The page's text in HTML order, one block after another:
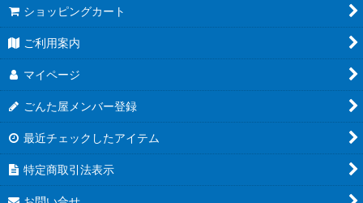
ショッピングカート
ご利用案内
マイページ
ごんた屋メンバー登録
最近チェックしたアイテム
特定商取引法表示